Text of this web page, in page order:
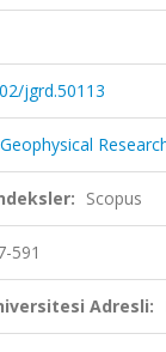
jgrd.50113
Scopus
591
Adresli: